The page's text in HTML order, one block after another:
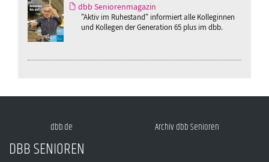
dbb Seniorenmagazin
"Aktiv im Ruhestand" informiert alle Kolleginnen
und Kollegen der Generation 65 plus im dbb.
dbb.de Archiv dbb Senioren
DBB SENIOREN